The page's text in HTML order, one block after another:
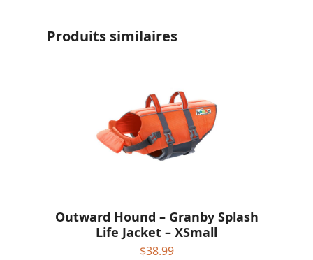
Produits similaires
Outward Hound – Granby Splash
Life Jacket – XSmall
$38.99